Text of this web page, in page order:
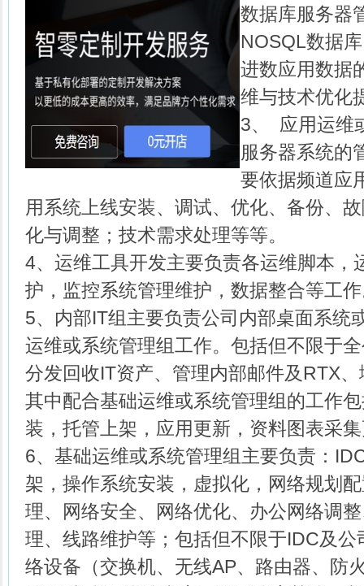
数据库服务器
NOSQL数据
进数应用数据
维与技术优化
3、 应用运维
服务器系统的
要依据频道应
用系统上线安装、调试、优化、备份、
化与调整；技术需求处理等等。
4、运维工具开发主要负责各运维脚本，
护，监控系统管理维护，数据整合等工
5、内部IT组主要负责公司内部桌面系统
运维或系统管理组工作。包括但不限于
分发回收IT资产、管理内部邮件及RTX
其中配合基础运维或系统管理组的工作
装，托管上架，应用更新，资料图表采
6、基础运维或系统管理组主要负责：
架，操作系统安装，虚拟化，网络规划
理、网络安全、网络优化、办公网络调
理、线路维护等；包括但不限于IDC及
络设备（交换机、无线AP、路由器、防